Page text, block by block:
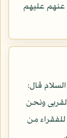
عنهم عليهم
قال:
ونحن
من